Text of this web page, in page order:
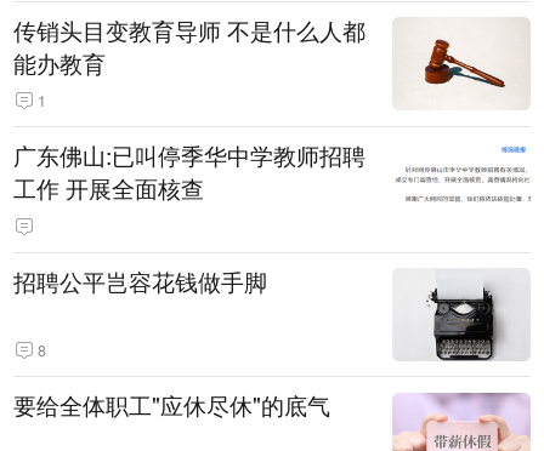
传销头目变教育导师 不是什么人都
能办教育
1
广东佛山:已叫停季华中学教师招聘
工作 开展全面核查
招聘公平岂容花钱做手脚
8
要给全体职工"应休尽休"的底气